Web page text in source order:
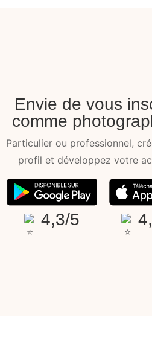
Envie de vous
comme
Particulier ou professionnel,
profil et développez votre
4,3/5